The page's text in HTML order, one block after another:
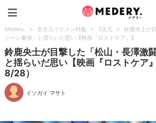
Medery. > 全次元イケメン特集 > 3次元 >
鈴鹿央士が
シーン裏側」と揺らいだ思い【映画『ロストケア』】
鈴鹿央士が目撃した「松山・長澤激
と揺らいだ思い【映画『ロストケア
8/28）
イソガイ マサト